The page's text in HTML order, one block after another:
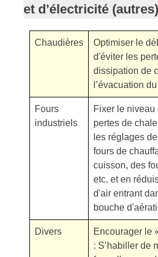
et d’électricité (autres)
Chaudières
Optimiser le
d'éviter les
dissipation de
l’évacuation
Fours
industriels
Fixer le niveau
pertes de
les réglages
fours de
cuisson, des
etc. et en
d'air entrant
bouche
Divers
Encourager le
: S’habiller de